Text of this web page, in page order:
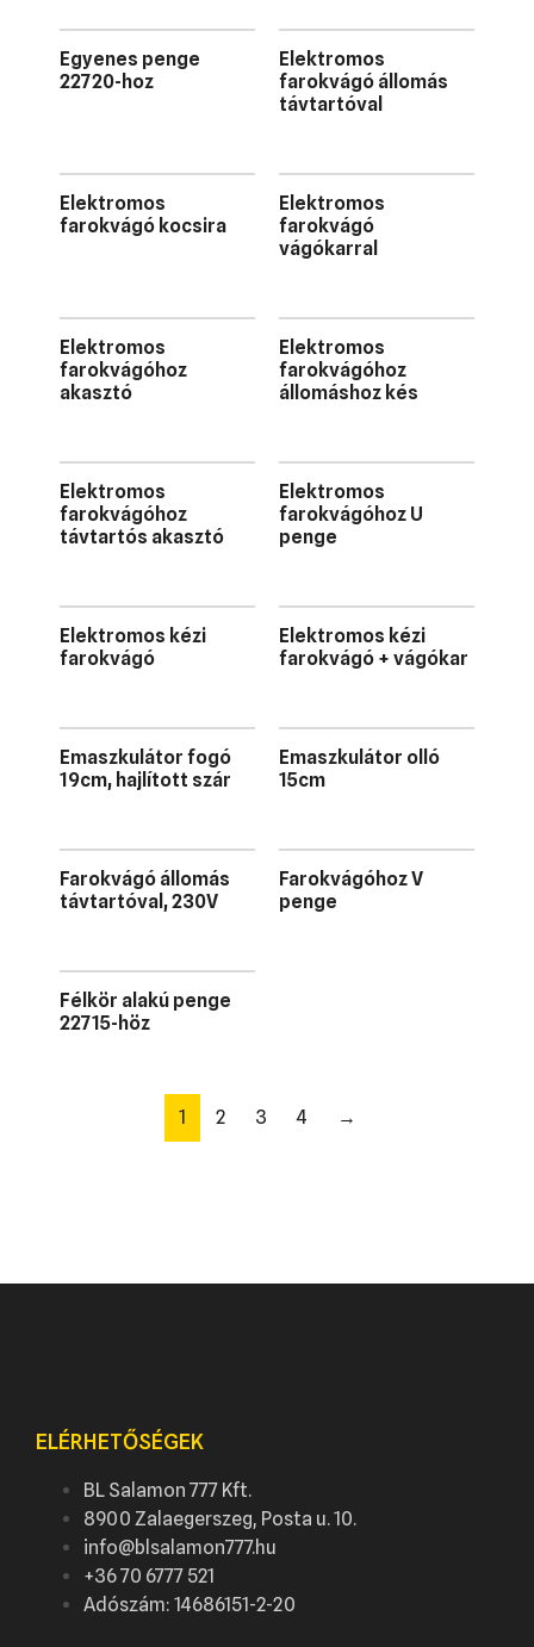
Egyenes penge
22720-hoz
Elektromos
farokvágó állomás
távtartóval
Elektromos
farokvágó kocsira
Elektromos
farokvágó
vágókarral
Elektromos
farokvágóhoz
akasztó
Elektromos
farokvágóhoz
állomáshoz kés
Elektromos
farokvágóhoz
távtartós akasztó
Elektromos
farokvágóhoz U
penge
Elektromos kézi
farokvágó
Elektromos kézi
farokvágó + vágókar
Emaszkulátor fogó
19cm, hajlított szár
Emaszkulátor olló
15cm
Farokvágó állomás
távtartóval, 230V
Farokvágóhoz V
penge
Félkör alakú penge
22715-höz
1 2 3 4 →
ELÉRHETŐSÉGEK
BL Salamon 777 Kft.
8900 Zalaegerszeg, Posta u. 10.
info@blsalamon777.hu
+36 70 6777 521
Adószám: 14686151-2-20